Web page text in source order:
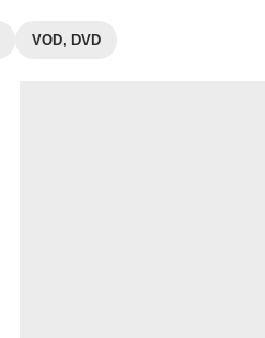
VOD, DVD